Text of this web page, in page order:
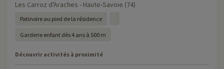
Les Carroz d'Araches - Haute-Savoie (74)
Patinoire au pied de la résidence
Garderie enfant dès 4 ans à 500 m
Découvrir activités à proximité